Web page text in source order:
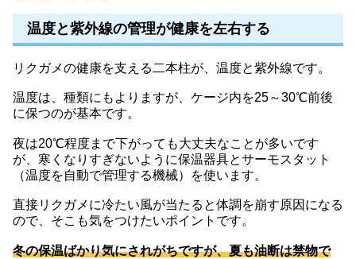
温度と紫外線の管理が健康を左右する
リクガメの健康を支える二本柱が、温度と紫外線です。
温度は、種類にもよりますが、ケージ内を25～30℃前後
に保つのが基本です。
夜は20℃程度まで下がっても大丈夫なことが多いです
が、寒くなりすぎないように保温器具とサーモスタット
（温度を自動で管理する機械）を使います。
直接リクガメに冷たい風が当たると体調を崩す原因になる
ので、そこも気をつけたいポイントです。
冬の保温ばかり気にされがちですが、夏も油断は禁物で